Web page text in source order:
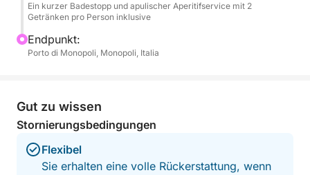
Der Höhepunkt der Tour ist ein köstlicher Aperitif mit
typisch apulischen Aromen (Focaccia, Taralli, Oliven
usw.) und zwei Getränke pro Person (alkoholische
anzustoßen.
AB 8 PERSONEN
Ein kurzer Badestopp und apulischer Aperitifservice mit 2
Getränken pro Person inklusive
Endpunkt:
Porto di Monopoli, Monopoli, Italia
Gut zu wissen
Stornierungsbedingungen
Flexibel
Sie erhalten eine volle Rückerstattung, wenn